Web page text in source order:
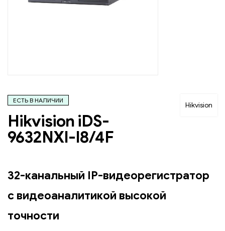
Hikvision
ЕСТЬ В НАЛИЧИИ
Hikvision iDS-
9632NXI-I8/4F
32-канальный IP-видеорегистратор
с видеоаналитикой высокой
точности